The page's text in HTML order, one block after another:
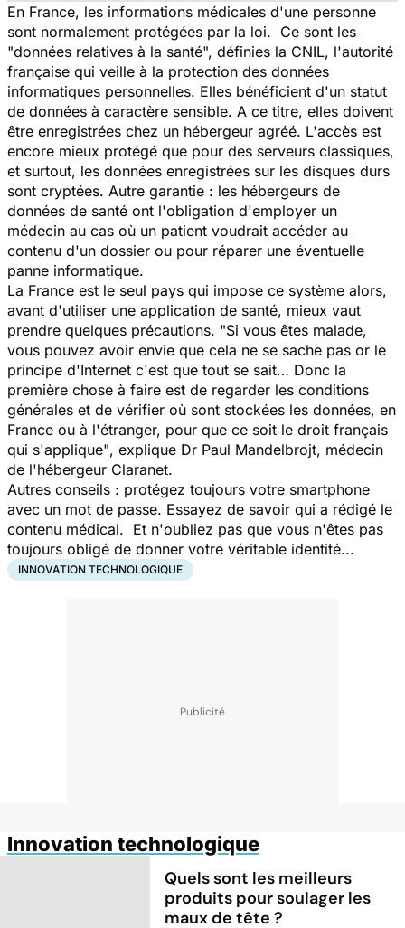
En France, les informations médicales d'une personne
sont normalement protégées par la loi. Ce sont les
"données relatives à la santé", définies la CNIL, l'autorité
française qui veille à la protection des données
informatiques personnelles. Elles bénéficient d'un statut
de données à caractère sensible. A ce titre, elles doivent
être enregistrées chez un hébergeur agréé. L'accès est
encore mieux protégé que pour des serveurs classiques,
et surtout, les données enregistrées sur les disques durs
sont cryptées. Autre garantie : les hébergeurs de
données de santé ont l'obligation d'employer un
médecin au cas où un patient voudrait accéder au
contenu d'un dossier ou pour réparer une éventuelle
panne informatique.
La France est le seul pays qui impose ce système alors,
avant d'utiliser une application de santé, mieux vaut
prendre quelques précautions. "Si vous êtes malade,
vous pouvez avoir envie que cela ne se sache pas or le
principe d'Internet c'est que tout se sait… Donc la
première chose à faire est de regarder les conditions
générales et de vérifier où sont stockées les données, en
France ou à l'étranger, pour que ce soit le droit français
qui s'applique", explique Dr Paul Mandelbrojt, médecin
de l'hébergeur Claranet.
Autres conseils : protégez toujours votre smartphone
avec un mot de passe. Essayez de savoir qui a rédigé le
contenu médical. Et n'oubliez pas que vous n'êtes pas
toujours obligé de donner votre véritable identité...
INNOVATION TECHNOLOGIQUE
Innovation technologique
Quels sont les meilleurs
produits pour soulager les
maux de tête ?